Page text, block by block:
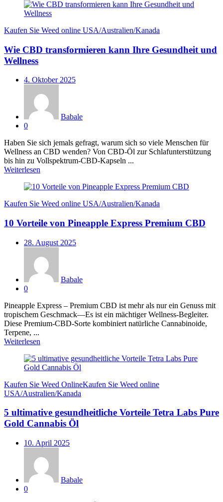
Kaufen Sie Weed online USA/Australien/Kanada
Wie CBD transformieren kann Ihre Gesundheit und
Wellness
Veröffentlicht
4. Oktober 2025
Babale
0
Haben Sie sich jemals gefragt, warum sich so viele Menschen für
Wellness an CBD wenden? Von CBD-Öl zur Schlafunterstützung
bis hin zu Vollspektrum-CBD-Kapseln ...
Weiterlesen
Kaufen Sie Weed online USA/Australien/Kanada
10 Vorteile von Pineapple Express Premium CBD
Veröffentlicht
28. August 2025
Babale
0
Pineapple Express – Premium CBD ist mehr als nur ein Genuss mit
tropischem Geschmack—Es ist ein mächtiger Wellness-Begleiter.
Diese Premium-CBD-Sorte kombiniert natürliche Cannabinoide,
Terpene, ...
Weiterlesen
Kaufen Sie Weed OnlineKaufen Sie Weed online
USA/Australien/Kanada
5 ultimative gesundheitliche Vorteile Tetra Labs Pure
Gold Cannabis Öl
Veröffentlicht
10. April 2025
Babale
0